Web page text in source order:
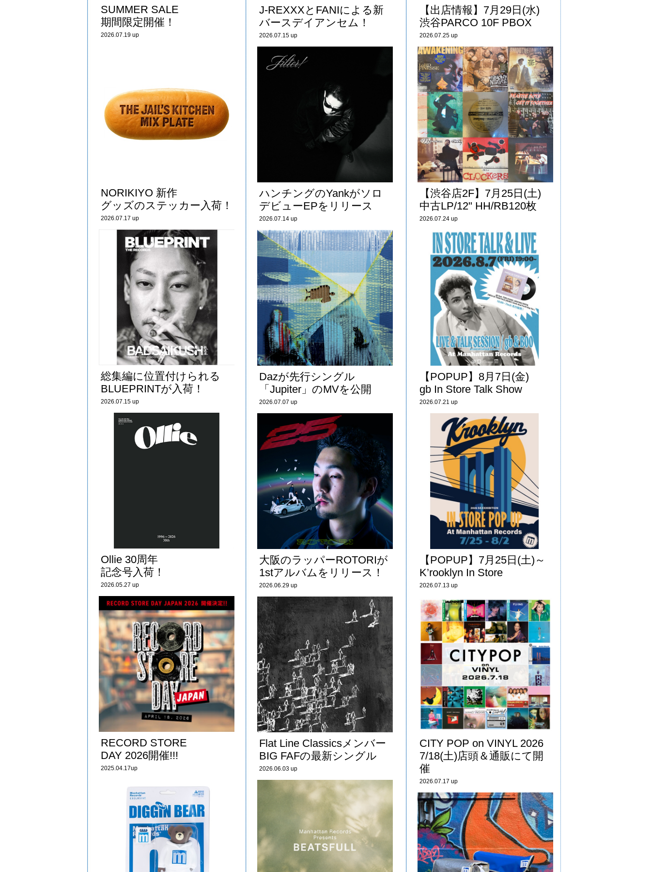
SUMMER SALE
期間限定開催！
2026.07.19 up
NORIKIYO 新作
グッズのステッカー入荷！
2026.07.17 up
総集編に位置付けられる
BLUEPRINTが入荷！
2026.07.15 up
Ollie 30周年
記念号入荷！
2026.05.27 up
RECORD STORE
DAY 2026開催!!!
2025.04.17up
J-REXXXとFANIによる新
バースデイアンセム！
2026.07.15 up
ハンチングのYankがソロ
デビューEPをリリース
2026.07.14 up
Dazが先行シングル
「Jupiter」のMVを公開
2026.07.07 up
大阪のラッパーROTORIが
1stアルバムをリリース！
2026.06.29 up
Flat Line Classicsメンバー
BIG FAFの最新シングル
2026.06.03 up
【出店情報】7月29日(水)
渋谷PARCO 10F PBOX
2026.07.25 up
【渋谷店2F】7月25日(土)
中古LP/12" HH/RB120枚
2026.07.24 up
【POPUP】8月7日(金)
gb In Store Talk Show
2026.07.21 up
【POPUP】7月25日(土)～
K’rooklyn In Store
2026.07.13 up
CITY POP on VINYL 2026
7/18(土)店頭＆通販にて開
催
2026.07.17 up